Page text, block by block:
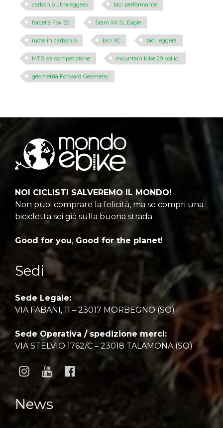
carbonio ultraleggero bici performante
forcella Fox 32 Sram XX SL Eagle
ruote in carbonio bici XC bici leggera
MTB da competizione mountain bike 29 pollici
geometria Forward Geometry
NOI CICLISTI SALVEREMO IL MONDO!
Non puoi comprare la felicità, ma se compri una
bicicletta sei già sulla buona strada
Good for you, Good for the planet!
Sedi
Sede Legale:
VIA FABANI, 11 – 23017 MORBEGNO (SO)
Sede Operativa / spedizione merci:
VIA STELVIO 1762/C – 23018 TALAMONA (SO)
News